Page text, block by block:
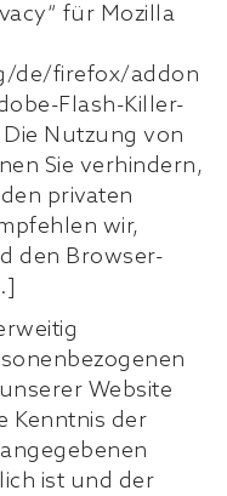
für Mozilla
de/firefox/addon
Flash-Killer-
Nutzung von
Sie verhindern,
privaten
wir,
den Browser-
Website
Kenntnis der
ist und der